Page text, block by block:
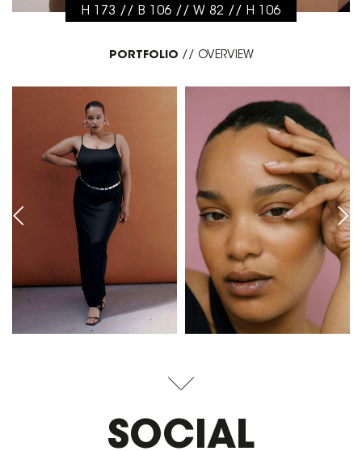
H 173 // B 106 // W 82 // H 106
PORTFOLIO // OVERVIEW
SOCIAL